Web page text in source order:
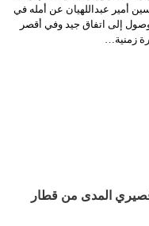
أمير عبداللهيان عن أمله في
إلى اتفاق جيد وفي أقصر
زمنية…
المدى من قطار